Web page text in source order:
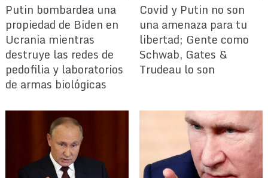
Putin bombardea una
propiedad de Biden en
Ucrania mientras
destruye las redes de
pedofilia y laboratorios
de armas biológicas
Covid y Putin no son
una amenaza para tu
libertad; Gente como
Schwab, Gates &
Trudeau lo son